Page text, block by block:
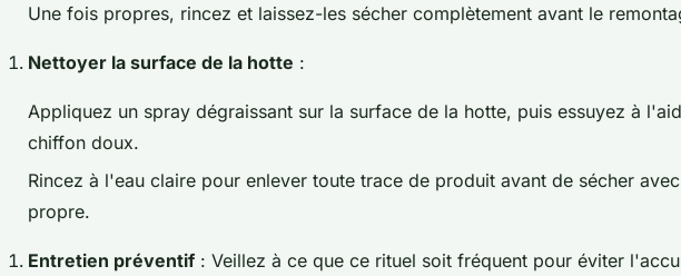
Une fois propres, rincez et laissez-les sécher complètement avant le
Nettoyer la surface de la hotte :
Appliquez un spray dégraissant sur la surface de la hotte, puis essuyez à
chiffon doux.
Rincez à l'eau claire pour enlever toute trace de produit avant de sécher
propre.
Entretien préventif : Veillez à ce que ce rituel soit fréquent pour éviter